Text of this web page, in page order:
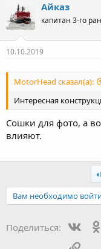
ц
и
и
:
Айказ
капитан 3-го
10.10.2019
MotorHead сказал(а):
Интересная
Сошки для фото, а
влияют.
Вам необходимо
Поделиться: